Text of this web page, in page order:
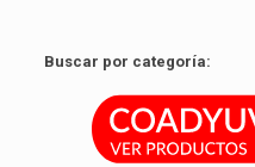
Buscar por categoría: